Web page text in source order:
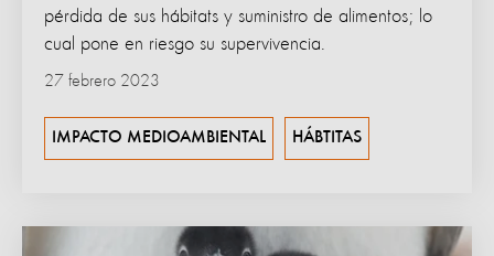
pérdida de sus hábitats y suministro de alimentos; lo
cual pone en riesgo su supervivencia.
27 febrero 2023
IMPACTO MEDIOAMBIENTAL HÁBTITAS